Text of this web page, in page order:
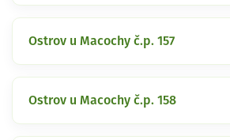
Ostrov u Macochy č.p. 157
Ostrov u Macochy č.p. 158